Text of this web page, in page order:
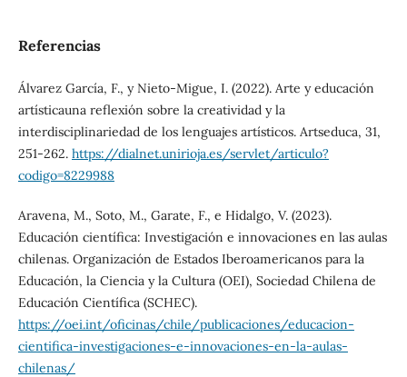
Referencias
Álvarez García, F., y Nieto-Migue, I. (2022). Arte y educación
artísticauna reflexión sobre la creatividad y la
interdisciplinariedad de los lenguajes artísticos. Artseduca, 31,
251-262. https://dialnet.unirioja.es/servlet/articulo?
codigo=8229988
Aravena, M., Soto, M., Garate, F., e Hidalgo, V. (2023).
Educación científica: Investigación e innovaciones en las aulas
chilenas. Organización de Estados Iberoamericanos para la
Educación, la Ciencia y la Cultura (OEI), Sociedad Chilena de
Educación Científica (SCHEC).
https://oei.int/oficinas/chile/publicaciones/educacion-
cientifica-investigaciones-e-innovaciones-en-la-aulas-
chilenas/